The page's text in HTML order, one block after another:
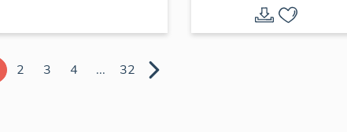
2 3 4 ... 32